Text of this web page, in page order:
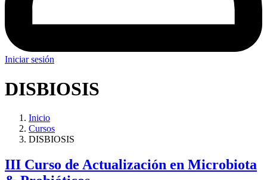
Iniciar sesión
DISBIOSIS
Inicio
Cursos
DISBIOSIS
III Curso de Actualización en Microbiota